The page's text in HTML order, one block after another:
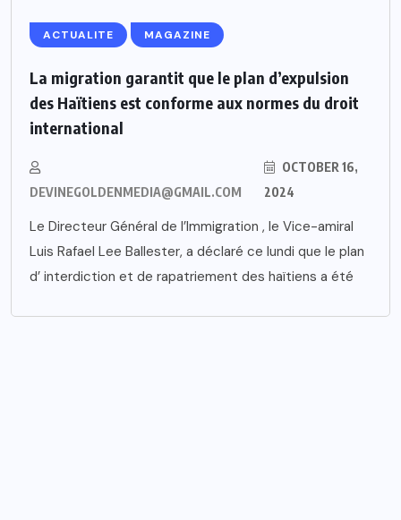
ACTUALITE MAGAZINE
La migration garantit que le plan d’expulsion
des Haïtiens est conforme aux normes du droit
international
DEVINEGOLDENMEDIA@GMAIL.COM
OCTOBER 16,
2024
Le Directeur Général de l’Immigration , le Vice-amiral
Luis Rafael Lee Ballester, a déclaré ce lundi que le plan
d’ interdiction et de rapatriement des haïtiens a été